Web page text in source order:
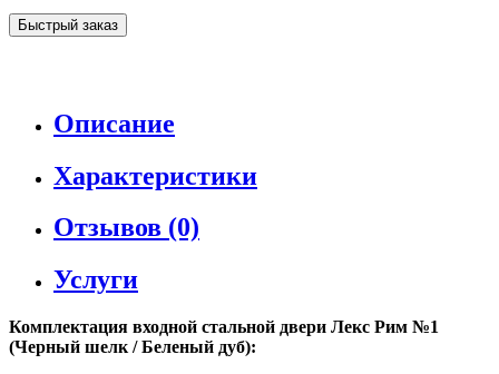
Быстрый заказ
Описание
Характеристики
Отзывов (0)
Услуги
Комплектация входной стальной двери Лекс Рим №1
(Черный шелк / Беленый дуб):